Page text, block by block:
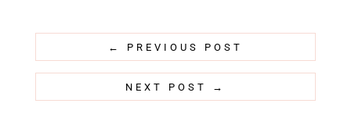
← PREVIOUS POST
NEXT POST →